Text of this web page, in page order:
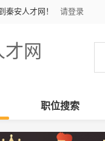
秦安人才网！ 请登录
网
职位搜索